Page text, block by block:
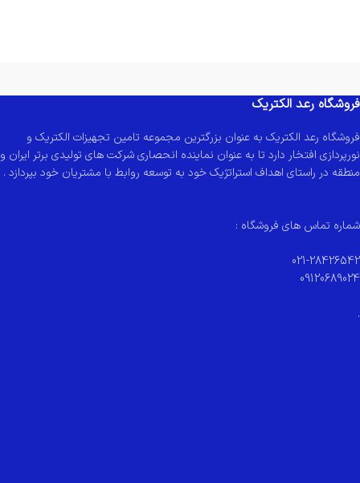
فروشگاه رعد الکتریک
فروشگاه رعد الکتریک به عنوان بزرگترین مجموعه تامین تجهیزات الکتریک و
نورپردازی افتخار دارد تا به عنوان نماینده انحصاری شرکت های تولیدی برتر ایران و
منطقه در راستای اهداف استراتژیک خود به توسعه روابط با مشتریان خود بپردازد .
شماره تماس های فروشگاه :
021-28426542
09120689024
.